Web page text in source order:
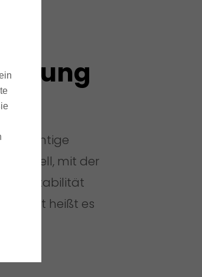
richtige
mit der
Rentabilität
- jetzt heißt es